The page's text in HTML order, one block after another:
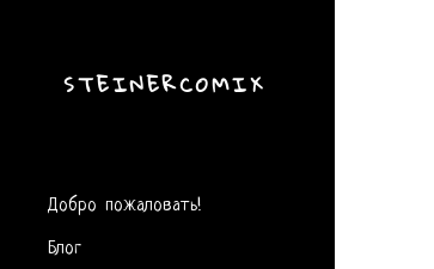
STEINERCOMIX
Добро пожаловать!
Блог